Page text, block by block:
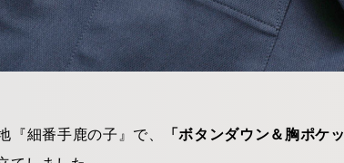
『細番手鹿の子』で、
「ボタンダウン＆胸ポケ